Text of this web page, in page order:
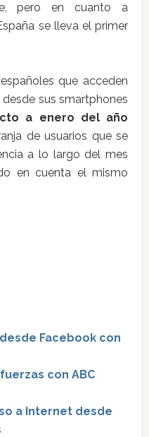
pero en cuanto a
se lleva el primer
que acceden
sus smartphones
a enero del año
de usuarios que se
a lo largo del mes
en cuenta el mismo
Facebook con
con ABC
a Internet desde